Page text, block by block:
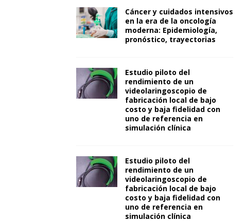
Cáncer y cuidados intensivos
en la era de la oncología
moderna: Epidemiología,
pronóstico, trayectorias
Estudio piloto del
rendimiento de un
videolaringoscopio de
fabricación local de bajo
costo y baja fidelidad con
uno de referencia en
simulación clínica
Estudio piloto del
rendimiento de un
videolaringoscopio de
fabricación local de bajo
costo y baja fidelidad con
uno de referencia en
simulación clínica